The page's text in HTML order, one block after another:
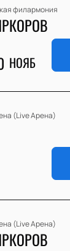
филармония
НОЯБ
(Live Арена)
(Live Арена)